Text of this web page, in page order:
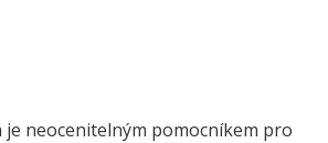
neocenitelným pomocníkem pro